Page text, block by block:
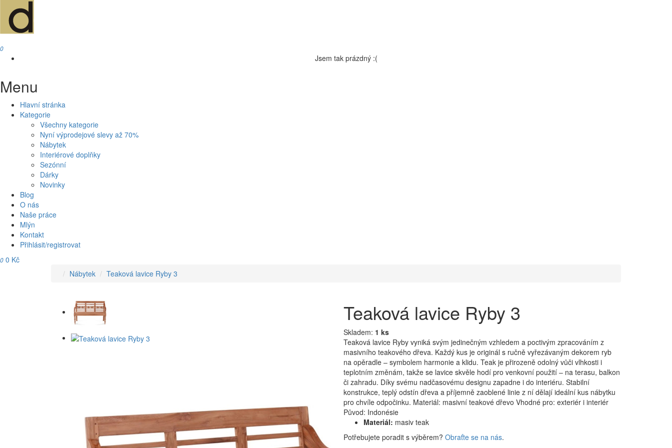
0
Jsem tak prázdný :(
Menu
Hlavní stránka
Kategorie
Všechny kategorie
Nyní výprodejové slevy až 70%
Nábytek
Interiérové doplňky
Sezónní
Dárky
Novinky
Blog
O nás
Naše práce
Mlýn
Kontakt
Přihlásit/registrovat
0 0 Kč
Nábytek
Teaková lavice Ryby 3
Teaková lavice Ryby 3
Skladem: 1 ks
Teaková lavice Ryby vyniká svým jedinečným vzhledem a poctivým zpracováním z
masivního teakového dřeva. Každý kus je originál s ručně vyřezávaným dekorem ryb
na opěradle – symbolem harmonie a klidu. Teak je přirozeně odolný vůči vlhkosti i
teplotním změnám, takže se lavice skvěle hodí pro venkovní použití – na terasu, balkon
či zahradu. Díky svému nadčasovému designu zapadne i do interiéru. Stabilní
konstrukce, teplý odstín dřeva a příjemně zaoblené linie z ní dělají ideální kus nábytku
pro chvíle odpočinku. Materiál: masivní teakové dřevo Vhodné pro: exteriér i interiér
Původ: Indonésie
Materiál: masiv teak
Potřebujete poradit s výběrem? Obraťte se na nás.